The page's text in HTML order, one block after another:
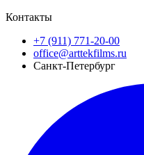
Контакты
+7 (911) 771-20-00
office@arttekfilms.ru
Санкт-Петербург